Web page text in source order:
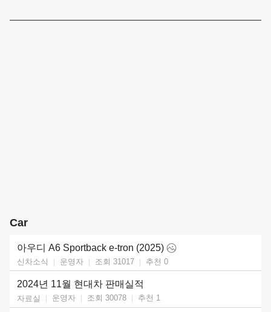
Car
아우디 A6 Sportback e-tron (2025)
신차소식 운영자 조회 31017 추천 0
2024년 11월 현대차 판매실적
자료실 운영자 조회 30078 추천 1